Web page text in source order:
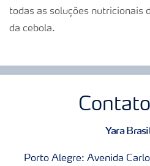
todas as soluções nutricionais
da cebola.
Yara
Porto Alegre: Avenida